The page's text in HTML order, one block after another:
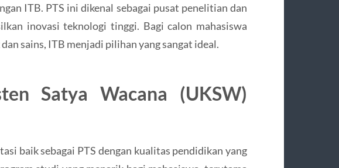
ITB. PTS ini dikenal sebagai pusat penelitian dan
inovasi teknologi tinggi. Bagi calon mahasiswa
sains, ITB menjadi pilihan yang sangat ideal.
Satya Wacana (UKSW)
baik sebagai PTS dengan kualitas pendidikan yang